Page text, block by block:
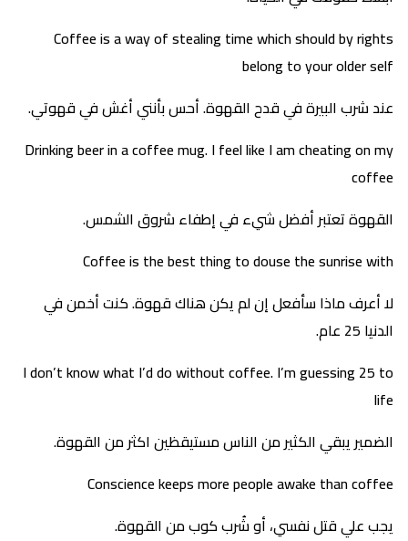
Coffee is a way of stealing time which should by rights
belong to your older self
عند شرب البيرة في قدح القهوة. أحس بأنني أغش في قهوتي.
Drinking beer in a coffee mug. I feel like I am cheating on my
coffee
القهوة تعتبر أفضل شيء في إطفاء شروق الشمس.
Coffee is the best thing to douse the sunrise with
لا أعرف ماذا سأفعل إن لم يكن هناك قهوة. كنت أخمن في
الدنيا 25 عام.
I don’t know what I’d do without coffee. I’m guessing 25 to
life
الضمير يبقي الكثير من الناس مستيقظين اكثر من القهوة.
Conscience keeps more people awake than coffee
يجب علي قتل نفسي، أو شُرب كوب من القهوة.